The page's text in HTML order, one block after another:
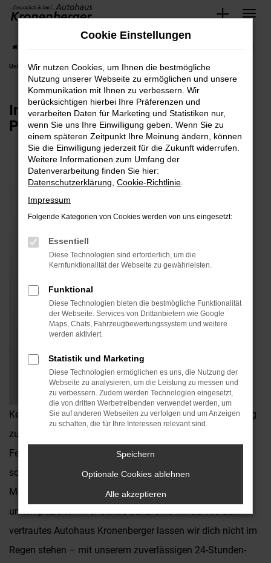
Zum
Immer für Dich da: 24-Stunden-Pannendienst &
Unfallhilfe
Immer für Dich da: 24-Stunden-
Pannendienst & Unfallhilfe
Kennst Du das? Du bist unterwegs, vielleicht auf dem Weg
zur Arbeit, zum Einkaufen oder in den wohlverdienten
Feierabend – und plötzlich streikt dein Auto. Oder noch
schlimmer: Du wirst in einen Unfall verwickelt. In solchen
Momenten zählt jede Sekunde und du brauchst schnelle,
unkomplizierte Hilfe. Genau dafür sind wir da! Als dein
vertrautes Autohaus Kronenberger lassen wir dich nicht im
Regen stehen – mit unserem zuverlässigen 24-Stunden-
Cookie Einstellungen
Wir nutzen Cookies, um Ihnen die bestmögliche
Nutzung unserer Webseite zu ermöglichen und unsere
Kommunikation mit Ihnen zu verbessern. Wir
berücksichtigen hierbei Ihre Präferenzen und
verarbeiten Daten für Marketing und Statistiken nur,
wenn Sie uns Ihre Einwilligung geben. Wenn Sie zu
einem späteren Zeitpunkt Ihre Meinung ändern, können
Sie die Einwilligung jederzeit für die Zukunft widerrufen.
Weitere Informationen zum Umfang der
Datenverarbeitung finden Sie hier:
Datenschutzerklärung Cookie-Richtlinie
Impressum
Folgende Kategorien von Cookies werden von uns eingesetzt:
Essentiell
Diese Technologien sind erforderlich, um die
Kernfunktionalität der Webseite zu gewährleisten.
Funktional
Diese Technologien bieten die bestmögliche Funktionalität
der Webseite. Services von Drittanbietern wie Google
Maps, Chats, Fahrzeugbewertungssystem und weitere
werden aktiviert.
Statistik und Marketing
Diese Technologien ermöglichen es uns, die Nutzung der
Webseite zu analysieren, um die Leistung zu messen und
zu verbessern. Zudem werden Technologien eingesetzt,
die von dritten Werbetreibenden verwendet werden, um
Sie auf anderen Webseiten zu verfolgen und um Anzeigen
zu schalten, die für Ihre Interessen relevant sind.
Speichern
Optionale Cookies ablehnen
Alle akzeptieren